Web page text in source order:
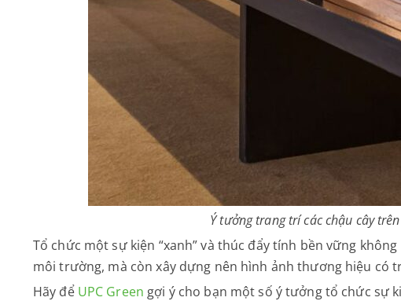
Ý tưởng trang trí các chậu cây
Tổ chức một sự kiện “xanh” và thúc đẩy tính bền vững
môi trường, mà còn xây dựng nên hình ảnh thương hiệu có
Hãy để UPC Green gợi ý cho bạn một số ý tưởng tổ chức sự